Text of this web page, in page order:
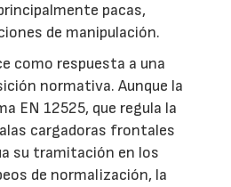
pacas,
de manipulación.
como respuesta a una
normativa. Aunque la
EN 12525, que regula la
cargadoras frontales
su tramitación en los
de normalización, la